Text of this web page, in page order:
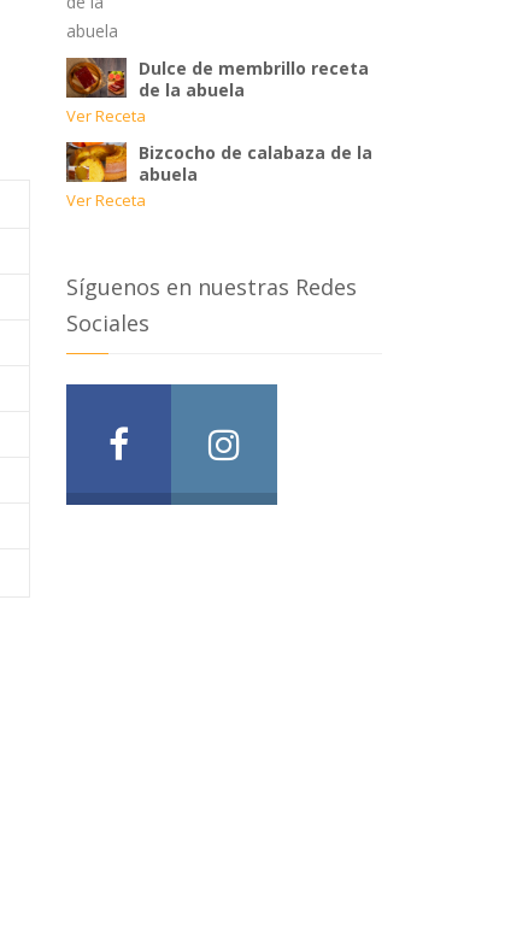
Dulce de membrillo receta
de la abuela
Ver Receta
Bizcocho de calabaza de la
abuela
Ver Receta
Síguenos en nuestras Redes
Sociales